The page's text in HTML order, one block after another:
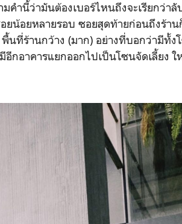
คำนี้ว่ามันต้องเบอร์ไหนถึงจะเรียกว่าลั
น้อยหลายรอบ ซอยสุดท้ายก่อนถึงร้าน
นที่ร้านกว้าง (มาก) อย่างที่บอกว่ามีทั้
กอาคารแยกออกไปเป็นโซนจัดเลี้ยง